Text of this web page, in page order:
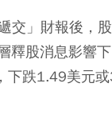
交」財報後，
釋股消息影響
跌1.49美元或